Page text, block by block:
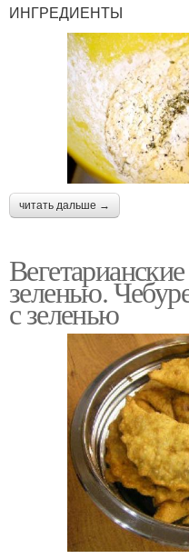
ИНГРЕДИЕНТЫ
читать дальше →
зеленью.
с зеленью